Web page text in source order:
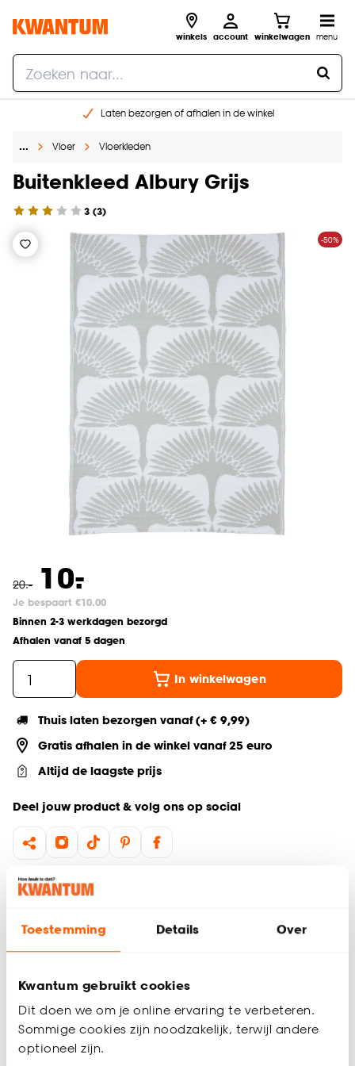
Toestemming Details Over
Kwantum gebruikt cookies
Dit doen we om je online ervaring te verbeteren.
Sommige cookies zijn noodzakelijk, terwijl andere
optioneel zijn.
winkels account winkelwagen menu
Laten bezorgen of afhalen in de winkel
Gratis raam advies en inmeten aan huis
… Vloer Vloerkleden
Buitenkleed Albury Grijs
3 (3)
-50%
20.- 10.
-
Je bespaart €10.00
Binnen 2-3 werkdagen bezorgd
Afhalen vanaf 5 dagen
In winkelwagen
Thuis laten bezorgen vanaf (+ € 9,99)
Gratis afhalen in de winkel vanaf 25 euro
Altijd de laagste prijs
Deel jouw product & volg ons op social
Productomschrijving
160x230 cm
Geschikt voor binnen én buiten
Met buitenkleed Albury breid je je woonkamer uit naar de
tuin. Het buitenkleed heeft een leuk patroon en geeft veel
sfeer en charme aan je tuin, balkon of terras. Buitenkleed
Productspecificaties